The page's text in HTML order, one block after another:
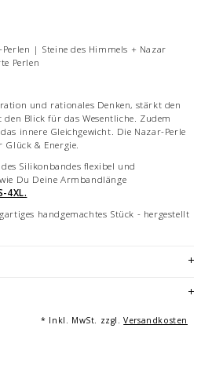
| Steine des Himmels + Nazar
Perlen
und rationales Denken, stärkt den
Blick für das Wesentliche. Zudem
innere Gleichgewicht. Die Nazar-Perle
Glück & Energie.
Silikonbandes flexibel und
Du Deine Armbandlänge
4XL.
handgemachtes Stück - hergestellt
weshalb geringfügige Unterschiede in
auftreten können.
Aufnahmen des Armbandes in
* Inkl. MwSt. zzgl.Versandkosten